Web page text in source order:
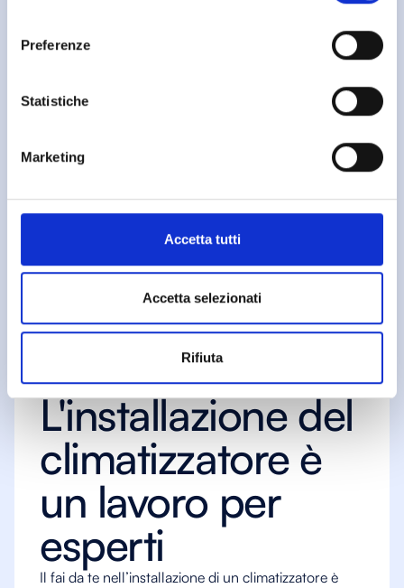
Preferenze
Statistiche
Marketing
Accetta tutti
Accetta selezionati
Rifiuta
l'estate con la
tecnologia green
e comfort. Ma come conciliare il benessere climatico
Novità
L'installazione del
climatizzatore è
un lavoro per
esperti
Il fai da te nell’installazione di un climatizzatore è